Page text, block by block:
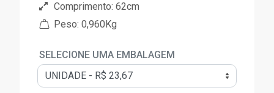
Comprimento: 62cm
Peso: 0,960Kg
SELECIONE UMA EMBALAGEM